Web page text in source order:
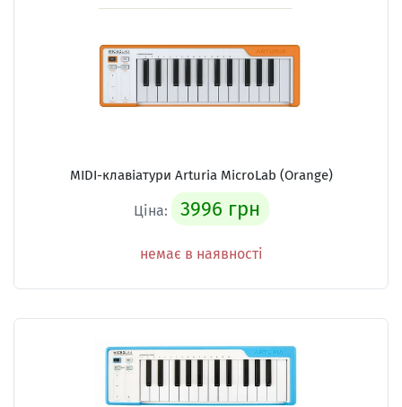
MIDI-клавіатури Arturia MicroLab (Orange)
Ціна: 3996 грн
немає в наявності